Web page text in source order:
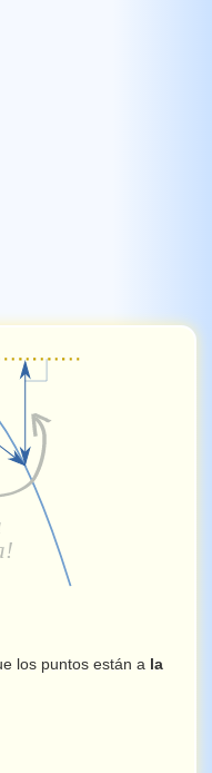
los puntos están a la